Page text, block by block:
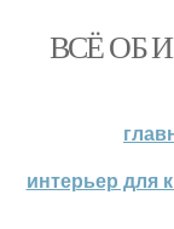
ВСЁ ОБ
интерьер для